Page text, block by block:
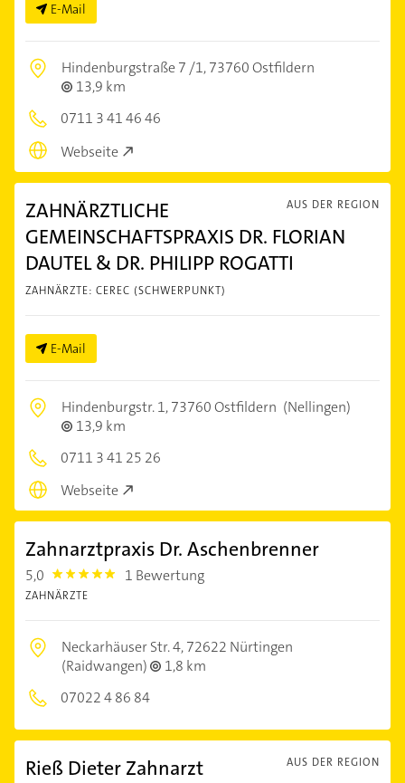
E-Mail
Hindenburgstraße 7 /1,73760 Ostfildern
13,9 km
0711 3 41 46 46
Webseite
AUS DER REGION
ZAHNÄRZTLICHE
GEMEINSCHAFTSPRAXIS DR. FLORIAN
DAUTEL & DR. PHILIPP ROGATTI
ZAHNÄRZTE: CEREC (SCHWERPUNKT)
E-Mail
Hindenburgstr. 1,73760 Ostfildern (Nellingen)
13,9 km
0711 3 41 25 26
Webseite
Zahnarztpraxis Dr. Aschenbrenner
5,0 5.0 1 Bewertung
ZAHNÄRZTE
Neckarhäuser Str. 4,72622 Nürtingen
(Raidwangen)
1,8 km
07022 4 86 84
AUS DER REGION
Rieß Dieter Zahnarzt